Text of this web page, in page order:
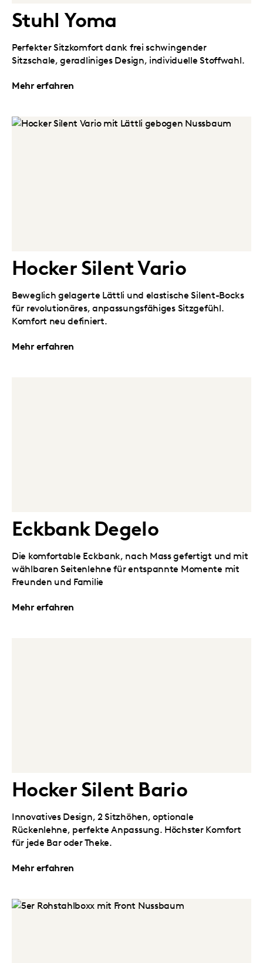
Stuhl Yoma
Perfekter Sitzkomfort dank frei schwingender
Sitzschale, geradliniges Design, individuelle Stoffwahl.
Mehr erfahren
Hocker Silent Vario
Beweglich gelagerte Lättli und elastische Silent-Bocks
für revolutionäres, anpassungsfähiges Sitzgefühl.
Komfort neu definiert.
Mehr erfahren
Eckbank Degelo
Die komfortable Eckbank, nach Mass gefertigt und mit
wählbaren Seitenlehne für entspannte Momente mit
Freunden und Familie
Mehr erfahren
Hocker Silent Bario
Innovatives Design, 2 Sitzhöhen, optionale
Rückenlehne, perfekte Anpassung. Höchster Komfort
für jede Bar oder Theke.
Mehr erfahren